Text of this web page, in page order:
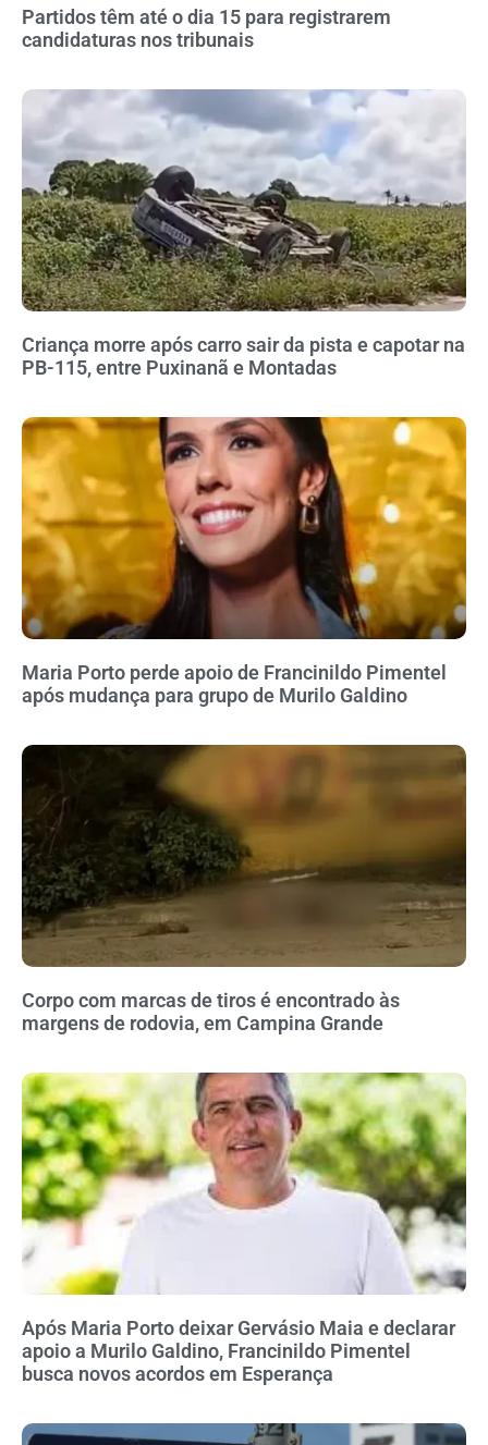
Partidos têm até o dia 15 para registrarem
candidaturas nos tribunais
Criança morre após carro sair da pista e capotar na
PB-115, entre Puxinanã e Montadas
Maria Porto perde apoio de Francinildo Pimentel
após mudança para grupo de Murilo Galdino
Corpo com marcas de tiros é encontrado às
margens de rodovia, em Campina Grande
Após Maria Porto deixar Gervásio Maia e declarar
apoio a Murilo Galdino, Francinildo Pimentel
busca novos acordos em Esperança